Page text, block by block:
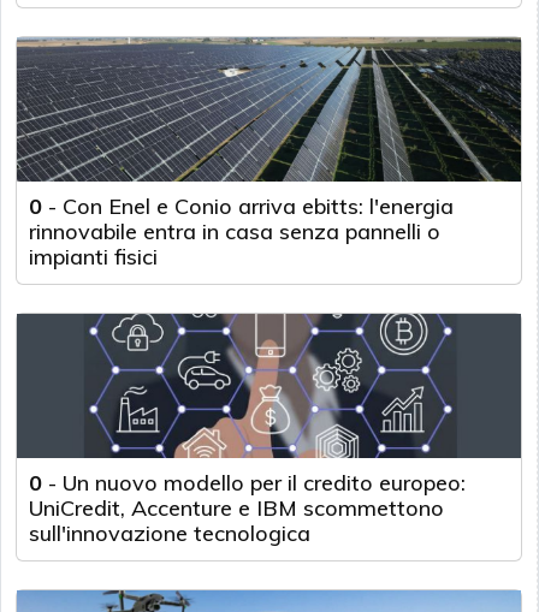
0 - Con Enel e Conio arriva ebitts: l'energia
rinnovabile entra in casa senza pannelli o
impianti fisici
0 - Un nuovo modello per il credito europeo:
UniCredit, Accenture e IBM scommettono
sull'innovazione tecnologica